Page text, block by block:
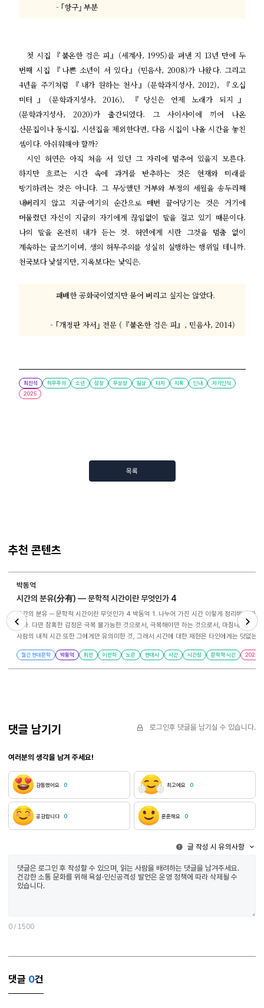
- ｢항구｣부분
첫 시집 『불온한 검은 피 』 (세계사, 1995)를 펴낸 지 13년 만에 두
번째 시집
『 나쁜 소년이 서 있다』 (민음사, 2008)가 나왔다. 그리고
4년을 주기처럼 『 내가 원하는 천사』 (문학과지성사, 2012), 『오십
미터 』 (문학과지성사, 2016), 『 당신은 언제 노래가 되지
』
(문학과지성사, 2020)가 출간되었다. 그 사이사이에 끼어 나온
산문집이나 동시집, 시선집을 제외한다면, 다음 시집이 나올 시간을 놓친
셈이다. 아쉬워해야 할까?
시인 허연은 아직 처음 서 있던 그 자리에 멈추어 있을지 모른다.
하지만 흐르는 시간 속에 과거를 반추하는 것은 현재와 미래를
방기하려는 것은 아니다. 그 무상했던 거부와 부정의 세월을 송두리째
내버리지 않고 지금-여기의 순간으로 매번 끌어당기는 것은 거기에
머물렀던 자신이 지금의 자기에게 끊임없이 말을 걸고 있기 때문이다.
나의 말을 온전히 내가 듣는 것. 허연에게 시란 그것을 멈춤 없이
계속하는 글쓰기이며, 생의 허무주의를 성실히 실행하는 행위일 테니까.
천국보다 낯설지만, 지옥보다는 낯익은.
패배한 공화국이었지만 묻어 버리고 싶지는 않았다.
- ｢개정판 자서 ｣전문 ( 『불온한 검은 피 』 ,민음사, 2014)
최진석 허무주의 소년 성장 무상성 일상 타자 지옥 인내
자기인식
2025
목록
추천 콘텐츠
Previous
박동억
시간의 분유(分有) ― 문학적 시간이란 무엇인가 4
시간의 분유 ─ 문학적 시간이란 무엇인가 4 박동억 1. 나누어 가진 시간 이렇게 정리해 보자. 시간은 능력이다. 시간을 경험한다는 것은 그 자체로 능력이다. 끝없이 변화할 뿐인 물리적 우주 속에서 사람이 세계의 유의미함을 추궁할 때, 비로소 내면의 시간은 흐르기 시작한다. 이와 맞물려 흥미롭게도 사람은 죽음을 확신한다. 사람은 세상의 물질적 순환에 순응하는 대신 죽기를 두려워한다. 내면의 절망과 신체적 고통이 우선인지 죽음이 다가온다는 확신이 우선인지는 분명치
않다. 다만 참혹한 감정은 극복 불가능한 것으로서, 극복해야만 하는 것으로서, 마침내 성숙
사람의 내적 시간 또한 그에게만 유의미한 것, 그래서 시간에 대한 재현은 타인에게는 덧없는 메시지에 지나지 않는 것은 아닐까. 우리는
비치는 햇살이 나를 작은 연못으로 이끈다 겨울이 녹은 자리에는 금붕어 네 마리와 물낯바닥 같은 물고기 두 마리 연못과 연못 속의 물고기와 연못 속의 물고기를 들여다보는 한 사람과 연못 속의 물고기를 들여다보는 한 사람의 얼굴을 오랫동안 지켜본 순한 눈동자들 풍경 소리에 마음이 흔들릴 때마다 눈을 감고 눈에 보이지 않는 것들을 생각한다 어둑하던 봄눈들이 온몸으로 새 빛을 밀어 올린다 휘민, ｢봄눈｣ 전문, 『현대문학』 5월호 한 시인이 살아낸 시간을 독자가 읽어야 할
필요란 무엇인가. 이러한 물음을 곱씹어보며 휘민 시인의 ｢봄눈｣을 읽는다. 그에게는 기도드
짜인 자본주의 체제는 물리적 시간의 흐름과 우리의 생애를 일치시키도록 만들며, 이로써 내
있다”1)라고 상찬하는 한편, 아리스토텔레스의 『자연학』을 치밀하게 분석한다. 그에게 영
일을 이야기하는 것이다”2)라고 말했을 때, ‘일어난 사건’이란 단순히 흐르는 물리적 시간을
자신을 위한 시간을 가진다. 따라서 랑시에르는 노동자가 경험하는 시간의 결여, 지연, 파편화를 타인에게 드러내는 것이 예술가의 책무라고 생각한다. 낙하산 없이 허공으로 던져진 사람 같아 너는 믿음을 잃어버려서 매달려 있는 줄도 모르고 겨울 해변에 혼자 떨어져 앉아 바다 너머 모국어를
말처럼 들려서 너를 거울 속에 담그고 땟국물을 씻어주고 싶다 얼굴에 낙서를 하면 영혼은 돌아올 수 없다는데 어설픈 엄마 냄새가 난다 뿌옇게 겉도는 비릿한 화장 냄새 한줌이 되어 돌아온 매캐한 화장 냄새 악몽을 꾸는 내 머리 위에 두 손을 얹고 기도해줄 때만 나는 엄마가 만져졌다 그 손을 놓치지 않으려고 아직도 악몽을 꾸는 것 같아 나는 엄마를 잃어버려서 엄마가 된 줄도 모르고 내가 망을 봐준다면
아직 소녀인 줄도 모르고 이인조가 되어 한쌍의 날개가 된다면 우리는 더 많은 벽을 넘을 수 있을지도 몰라 악몽을 뚫고 베개를 들고 다니는 밤의 유목민이 되어 돌아오지 않는 사람이 될 수도 있겠지만 잠시만 우리를 내려놓자 너는 불안을 잃어버려서 피가 흐르는 줄도 모르고 시간의 벽을 넘어서 누군가 다가올 때까지 너의 일기장에 커다란 손을 얹고 기도하듯 이야기를 이어 쓸 때까지 봄이 오는 숲속에 함께 누워 양 한마리 양 두마리 구름이나 세면서 빨간약을 바르는
꽃나무들이나 보면서 그러면 뼈끝에서 손톱이 돋아나고 어느날 몸속에서 눈을 떴을 때 긴 꿈을 꾸었다고 돌아볼 텐데 너는 손을 놓쳤을 뿐 네 옆에 있는 줄도 모르고 허공을 떠도는 텅 빈 영원 속에 혼자 남겨질 너를 두고 죽지 말아요 오늘은 죽지 말아요 이민하, ｢제너레이션｣ 전문, 『창작과비평』 2025년 여름호 제목 그대로 세대의 정서를 하나의 정경으로 그려내는 작품으로 읽는다면, 이민하 시인에게 현세대는 허공에 내던져진 인간, 겨울 해변에 홀로 놓인 인간, 모국어를
잃어버린 인간으로 표상된다. 그것은 확고한 정체성의 토대를 이루는 대지, 유대감, 언어적
허무의식은 젊은 시인들에게 반복하는 제재이기도 하다. 현세대와 공통의 정서를 나눈다는
제재는 시간이다. 예컨대 시인은 “시간의 벽을 넘어서 누군가 다가올 때까지” 타인을 기다
유적지에서 하나로 만날 수 있을 것 같지 길이 생길 것 같은 예감 조만간 백두산이 폭발할 예정이래 우리나라가 아니라서 다행이다 우리가 아니라고? 그럼 어디서부터 어디까지가 우리인 거지 나는 손끝을 무척추동물의 촉수처럼 흐늘흐늘 풀어내며 말했다 나는 조만간 나의 시작부터 끝까지 빙 둘러싸인 형태로 만날 예정인데 가장 밖으로부터 왜 우리는 절단하는 거지 그래야 덜 아프니까 국가를 나누고 국경을 나누고 벽을 만들어야 하지 모두가 하나라면 너무 많이 아파할
테니까 동시다발적인 네 모습을 봐 낮게 수그린 자세로 우리 바깥에서 죽어가는 것들에 울고 있잖아 바깥에서 안으로 자꾸만 구분 짓는 힘이 있었는데 너는 자주 우는 사람 그리고 옷소매로 눈가를 슥슥 문지를 때마다 단단해지는 사람 무엇이? 마음이 콘크리트처럼 견고해지는 사람이지 결국 눈과 믿음을 가진 사람이라 아파하겠지 응, 우리는 보통 고통스러울 거야 무를 자르는 심정으로 하나가 되길 바라며 지구의 안으로 안으로 들어갔다 잘린 손의 단면에서 살이 돋아났다 모든
테니까” 가없는 연대가 어렵다는 것이다. 너무 많은 것에 감응하고자 할수록 견뎌내야 할
지구를 삼켜내는 기적이 가능하다고 말할 때 비로소 가능한 믿음에 대해 생각해본다. 이러한 작품은 생명에 대해 냉담할 뿐인 인류를 각성하기 위해서 시
월간 현대문학 박동억 휘민 이민하 노은 현대시 시간 시간성 문학적 시간 2025
Next
댓글 남기기 로그인후 댓글을 남기실 수 있습니다.
여러분의 생각을 남겨 주세요!
감동했어요 0 최고에요 0
공감합니다 0 훈훈해요 0
글 작성 시 유의사항
0 / 1500
댓글 0건